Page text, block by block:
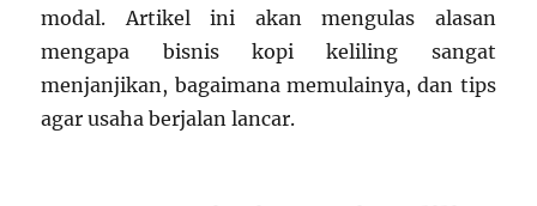
modal. Artikel ini akan mengulas alasan
mengapa bisnis kopi keliling sangat
menjanjikan, bagaimana memulainya, dan tips
agar usaha berjalan lancar.